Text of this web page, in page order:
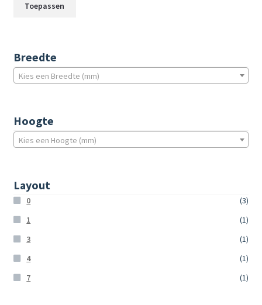
Toepassen
Breedte
Kies een Breedte (mm)
Hoogte
Kies een Hoogte (mm)
Layout
0
(3)
1
(1)
3
(1)
4
(1)
7
(1)